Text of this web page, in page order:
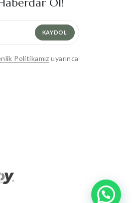
KAYDOL
Politikamız uyarınca